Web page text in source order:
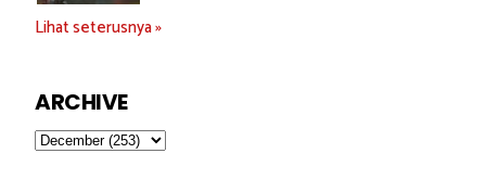
Lihat seterusnya »
ARCHIVE